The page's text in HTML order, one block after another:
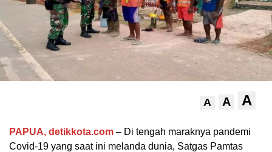
A A A
PAPUA, detikkota.com – Di tengah maraknya pandemi
Covid-19 yang saat ini melanda dunia, Satgas Pamtas